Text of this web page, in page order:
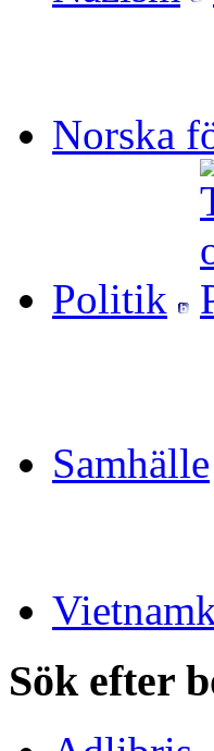
Norska
Politik
Samhälle
Sök efter